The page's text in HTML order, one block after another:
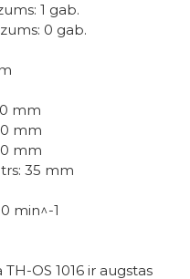
1 gab.
0 gab.
mm
mm
mm
35 mm
min^-1
OS 1016 ir augstas